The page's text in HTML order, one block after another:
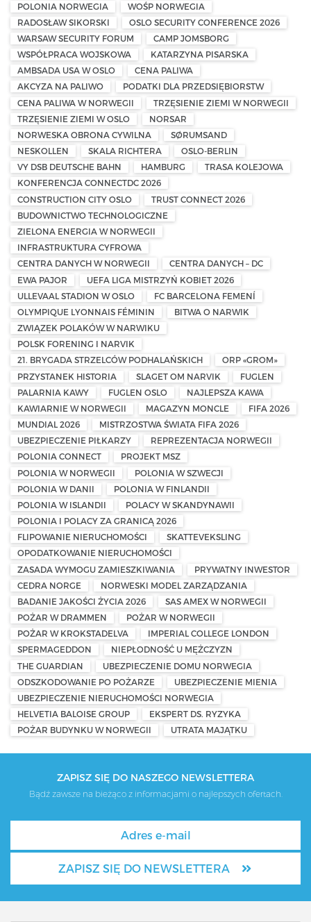
POLONIA NORWEGIA
WOŚP NORWEGIA
RADOSŁAW SIKORSKI
OSLO SECURITY CONFERENCE 2026
WARSAW SECURITY FORUM
CAMP JOMSBORG
WSPÓŁPRACA WOJSKOWA
KATARZYNA PISARSKA
AMBSADA USA W OSLO
CENA PALIWA
AKCYZA NA PALIWO
PODATKI DLA PRZEDSIĘBIORSTW
CENA PALIWA W NORWEGII
TRZĘSIENIE ZIEMI W NORWEGII
TRZĘSIENIE ZIEMI W OSLO
NORSAR
NORWESKA OBRONA CYWILNA
SØRUMSAND
NESKOLLEN
SKALA RICHTERA
OSLO-BERLIN
VY DSB DEUTSCHE BAHN
HAMBURG
TRASA KOLEJOWA
KONFERENCJA CONNECTDC 2026
CONSTRUCTION CITY OSLO
TRUST CONNECT 2026
BUDOWNICTWO TECHNOLOGICZNE
ZIELONA ENERGIA W NORWEGII
INFRASTRUKTURA CYFROWA
CENTRA DANYCH W NORWEGII
CENTRA DANYCH – DC
EWA PAJOR
UEFA LIGA MISTRZYŃ KOBIET 2026
ULLEVAAL STADION W OSLO
FC BARCELONA FEMENÍ
OLYMPIQUE LYONNAIS FÉMININ
BITWA O NARWIK
ZWIĄZEK POLAKÓW W NARWIKU
POLSK FORENING I NARVIK
21. BRYGADA STRZELCÓW PODHALAŃSKICH
ORP «GROM»
PRZYSTANEK HISTORIA
SLAGET OM NARVIK
FUGLEN
PALARNIA KAWY
FUGLEN OSLO
NAJLEPSZA KAWA
KAWIARNIE W NORWEGII
MAGAZYN MONCLE
FIFA 2026
MUNDIAL 2026
MISTRZOSTWA ŚWIATA FIFA 2026
UBEZPIECZENIE PIŁKARZY
REPREZENTACJA NORWEGII
POLONIA CONNECT
PROJEKT MSZ
POLONIA W NORWEGII
POLONIA W SZWECJI
POLONIA W DANII
POLONIA W FINLANDII
POLONIA W ISLANDII
POLACY W SKANDYNAWII
POLONIA I POLACY ZA GRANICĄ 2026
FLIPOWANIE NIERUCHOMOŚCI
SKATTEVEKSLING
OPODATKOWANIE NIERUCHOMOŚCI
ZASADA WYMOGU ZAMIESZKIWANIA
PRYWATNY INWESTOR
CEDRA NORGE
NORWESKI MODEL ZARZĄDZANIA
BADANIE JAKOŚCI ŻYCIA 2026
SAS AMEX W NORWEGII
POŻAR W DRAMMEN
POŻAR W NORWEGII
POŻAR W KROKSTADELVA
IMPERIAL COLLEGE LONDON
SPERMAGEDDON
NIEPŁODNOŚĆ U MĘŻCZYZN
THE GUARDIAN
UBEZPIECZENIE DOMU NORWEGIA
ODSZKODOWANIE PO POŻARZE
UBEZPIECZENIE MIENIA
UBEZPIECZENIE NIERUCHOMOŚCI NORWEGIA
HELVETIA BALOISE GROUP
EKSPERT DS. RYZYKA
POŻAR BUDYNKU W NORWEGII
UTRATA MAJĄTKU
ZAPISZ SIĘ DO NASZEGO NEWSLETTERA
Bądź zawsze na bieżąco z informacjami o najlepszych ofertach.
ZAPISZ SIĘ DO NEWSLETTERA